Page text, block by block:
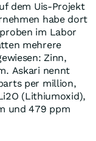
dem Uis-Projekt
habe dort
im Labor
mehrere
Zinn,
Askari nennt
per million,
(Lithiumoxid),
und 479 ppm